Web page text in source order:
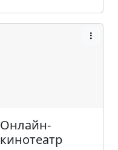
Онлайн-
кинотеатр